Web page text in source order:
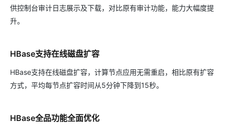
供控制台审计日志展示及下载，对比原有审计功能，能力大幅度提
升。
HBase支持在线磁盘扩容
HBase支持在线磁盘扩容，计算节点应用无需重启，相比原有扩容
方式，平均每节点扩容时间从5分钟下降到15秒。
HBase全品功能全面优化